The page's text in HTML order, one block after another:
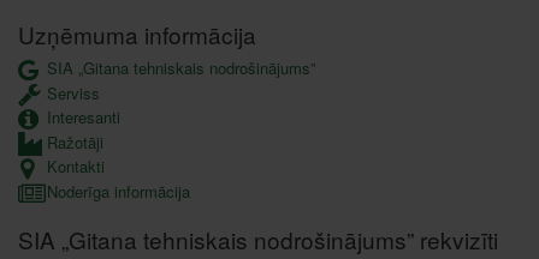
Uzņēmuma informācija
SIA „Gitana tehniskais nodrošinājums”
Serviss
Interesanti
Ražotāji
Kontakti
Noderīga informācija
SIA „Gitana tehniskais nodrošinājums” rekvizīti